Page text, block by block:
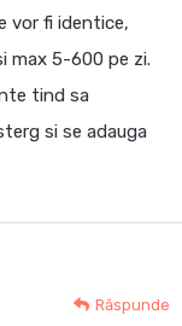
vor fi identice,
max 5-600 pe zi.
tind sa
si se adauga
Răspunde